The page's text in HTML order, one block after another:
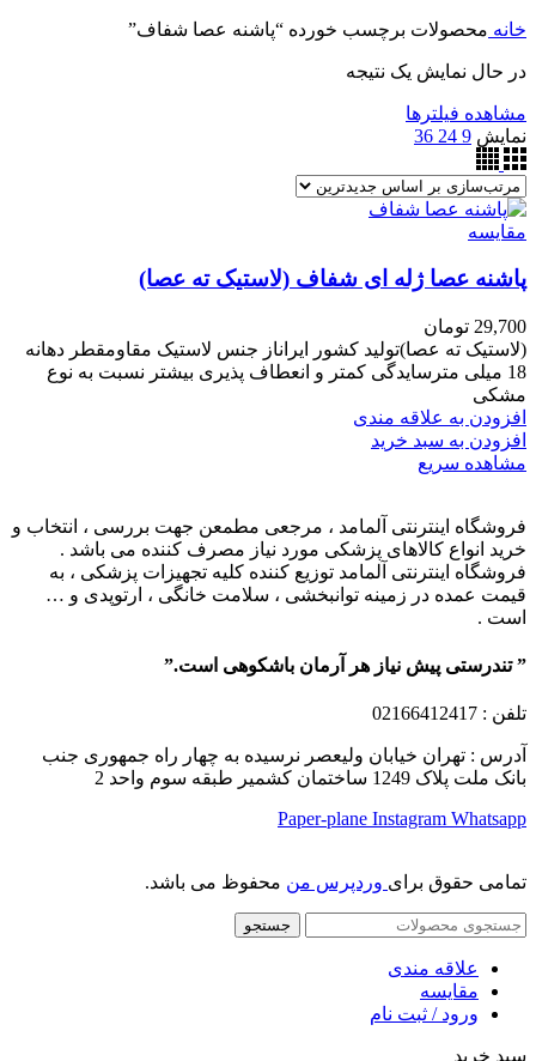
خانه محصولات برچسب خورده “پاشنه عصا شفاف”
در حال نمایش یک نتیجه
مشاهده فیلترها
نمایش 9
24
36
مقایسه
پاشنه عصا ژله ای شفاف (لاستیک ته عصا)
29,700 تومان
(لاستیک ته عصا)تولید کشور ایراناز جنس لاستیک مقاومقطر دهانه
18 میلی مترسایدگی کمتر و انعطاف پذیری بیشتر نسبت به نوع
مشکی
افزودن به علاقه مندی
افزودن به سبد خرید
مشاهده سریع
فروشگاه اینترنتی آلمامد ، مرجعی مطمعن جهت بررسی ، انتخاب و
خرید انواع کالاهای پزشکی مورد نیاز مصرف کننده می باشد .
فروشگاه اینترنتی آلمامد توزیع کننده کلیه تجهیزات پزشکی ، به
قیمت عمده در زمینه توانبخشی ، سلامت خانگی ، ارتوپدی و …
است .
” تندرستی پیش نیاز هر آرمان باشکوهی است.”
تلفن : 02166412417
آدرس : تهران خیابان ولیعصر نرسیده به چهار راه جمهوری جنب
بانک ملت پلاک 1249 ساختمان کشمیر طبقه سوم واحد 2
Paper-plane Instagram Whatsapp
تمامی حقوق برای وردپرس من محفوظ می باشد.
جستجو
علاقه مندی
مقایسه
ورود / ثبت نام
سبد خرید